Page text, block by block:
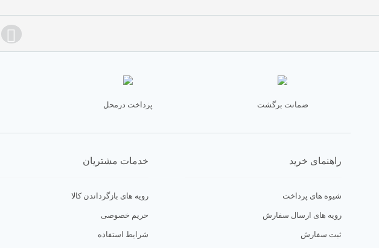
ضمانت برگشت پرداخت درمحل
راهنمای خرید
شیوه های پرداخت
رویه های ارسال سفارش
ثبت سفارش
خدمات مشتریان
رویه های بازگرداندن کالا
حریم خصوصی
شرایط استفاده